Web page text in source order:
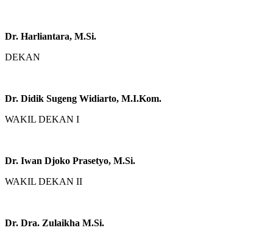
Dr. Harliantara, M.Si.
DEKAN
Dr. Didik Sugeng Widiarto, M.I.Kom.
WAKIL DEKAN I
Dr. Iwan Djoko Prasetyo, M.Si.
WAKIL DEKAN II
Dr. Dra. Zulaikha M.Si.